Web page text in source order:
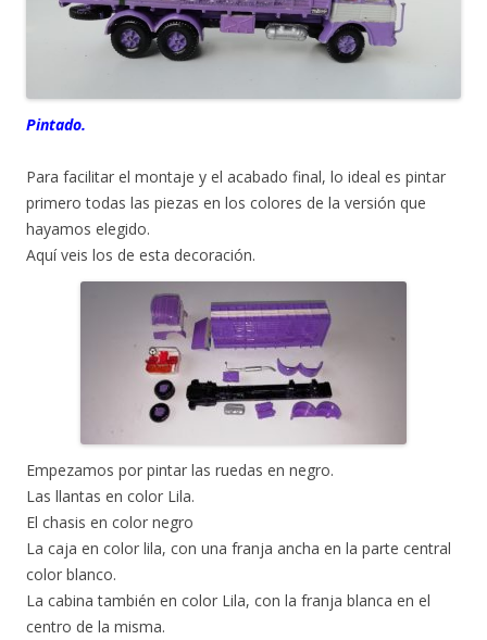
Pintado.
Para facilitar el montaje y el acabado final, lo ideal es pintar
primero todas las piezas en los colores de la versión que
hayamos elegido.
Aquí veis los de esta decoración.
Empezamos por pintar las ruedas en negro.
Las llantas en color Lila.
El chasis en color negro
La caja en color lila, con una franja ancha en la parte central
color blanco.
La cabina también en color Lila, con la franja blanca en el
centro de la misma.